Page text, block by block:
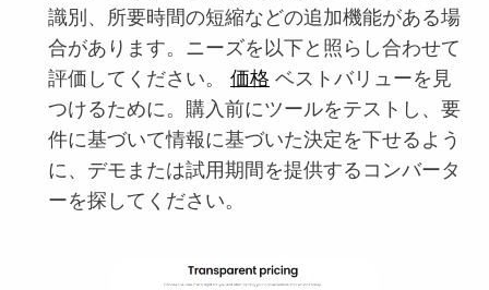
識別、所要時間の短縮などの追加機能がある場
合があります。ニーズを以下と照らし合わせて
評価してください。 価格 ベストバリューを見
つけるために。購入前にツールをテストし、要
件に基づいて情報に基づいた決定を下せるよう
に、デモまたは試用期間を提供するコンバータ
ーを探してください。